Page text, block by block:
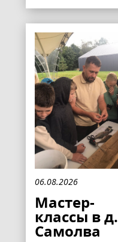
06.08.2026
Мастер-
классы в д.
Самолва